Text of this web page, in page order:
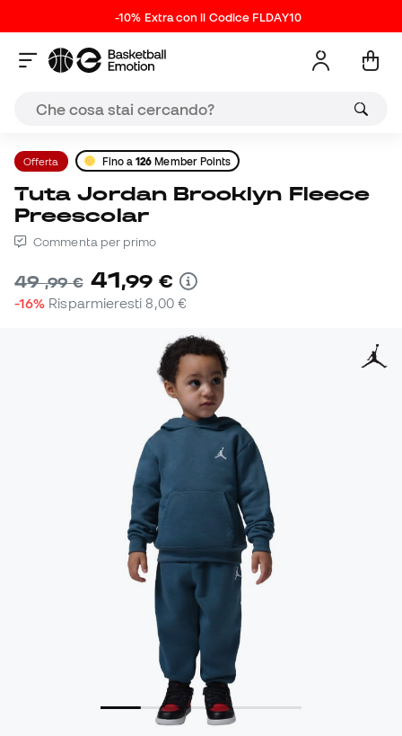
-10% Extra con il Codice FLDAY10
Offerta Fino a126 Member Points
Tuta Jordan Brooklyn Fleece
Preescolar
Commenta per primo
49,99 € 41,99 €
-16% Risparmieresti8,00 €